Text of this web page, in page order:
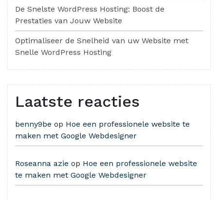
De Snelste WordPress Hosting: Boost de
Prestaties van Jouw Website
Optimaliseer de Snelheid van uw Website met
Snelle WordPress Hosting
Laatste reacties
benny9be op Hoe een professionele website te
maken met Google Webdesigner
Roseanna azie op Hoe een professionele website
te maken met Google Webdesigner